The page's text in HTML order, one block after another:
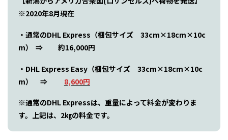
※2020年8月現在
・通常のDHL Express（梱包サイズ 33cm×18cm×10c
m） ⇒ 約16,000円
・DHL Express Easy（梱包サイズ 33cm×18cm×10c
m） ⇒ 8,600円
※通常のDHL Expressは、重量によって料金が変わりま
す。上記は、2㎏の料金です。